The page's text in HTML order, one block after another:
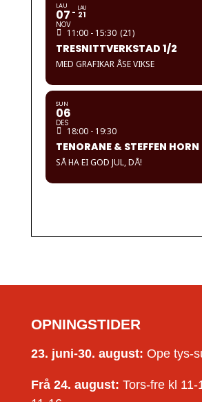
LAU
07
NOV
LAU
21
11:00 - 15:30 (21)
TRESNITTVERKSTAD 1/2
MED GRAFIKAR ÅSE VIKSE
SUN
06
DES
18:00 - 19:30
TENORANE & STEFFEN HORN
SÅ HA EI GOD JUL, DÅ!
OPNINGSTIDER
23. juni-30. august: Ope tys-
Frå 24. august: Tors-fre kl